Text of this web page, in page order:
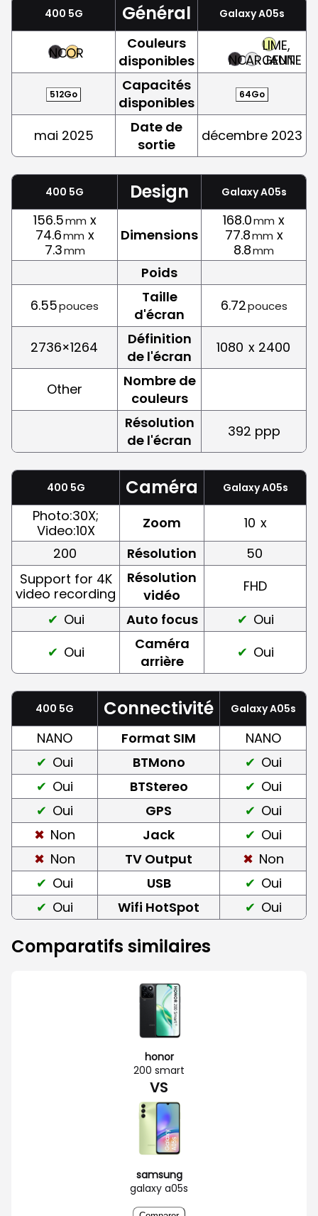
400 5G Général Galaxy A05s
NOIR
OR
Couleurs
disponibles
NOIRARGENT
LIME,
JAUNE
512Go
Capacités
disponibles
64Go
mai 2025
Date de
sortie
décembre 2023
400 5G Design Galaxy A05s
156.5mm x
74.6mm x
7.3mm
Dimensions
168.0mm x
77.8mm x
8.8mm
Poids
6.55pouces
Taille
d'écran
6.72pouces
2736×1264
Définition
de l'écran
1080 x 2400
Other
Nombre de
couleurs
Résolution
de l'écran
392 ppp
400 5G Caméra Galaxy A05s
Photo:30X;
Video:10X
Zoom 10 x
200
Résolution
50
Support for 4K
video recording
Résolution
vidéo
FHD
Oui
Auto focus
Oui
Oui
Caméra
arrière
Oui
400 5G Connectivité Galaxy A05s
NANO Format SIM
NANO
Oui
BTMono
Oui
Oui
BTStereo
Oui
Oui
GPS
Oui
Non
Jack
Oui
Non
TV Output
Non
Oui
USB
Oui
Oui
Wifi HotSpot Oui
Comparatifs similaires
honor
200 smart
VS
samsung
galaxy a05s